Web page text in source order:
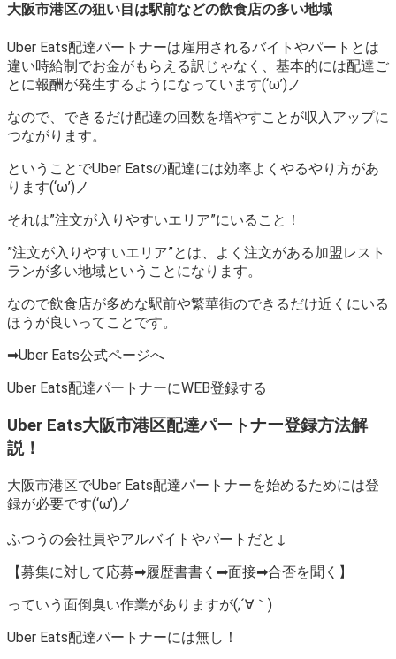
大阪市港区の狙い目は駅前などの飲食店の多い地域
Uber Eats配達パートナーは雇用されるバイトやパートとは
違い時給制でお金がもらえる訳じゃなく、基本的には配達ご
とに報酬が発生するようになっています(‘ω’)ノ
なので、できるだけ配達の回数を増やすことが収入アップに
つながります。
ということでUber Eatsの配達には効率よくやるやり方があ
ります(‘ω’)ノ
それは”注文が入りやすいエリア”にいること！
”注文が入りやすいエリア”とは、よく注文がある加盟レスト
ランが多い地域ということになります。
なので飲食店が多めな駅前や繁華街のできるだけ近くにいる
ほうが良いってことです。
➡Uber Eats公式ページへ
Uber Eats配達パートナーにWEB登録する
Uber Eats大阪市港区配達パートナー登録方法解
説！
大阪市港区でUber Eats配達パートナーを始めるためには登
録が必要です(‘ω’)ノ
ふつうの会社員やアルバイトやパートだと↓
【募集に対して応募➡履歴書書く➡面接➡合否を聞く】
っていう面倒臭い作業がありますが(;´∀｀)
Uber Eats配達パートナーには無し！